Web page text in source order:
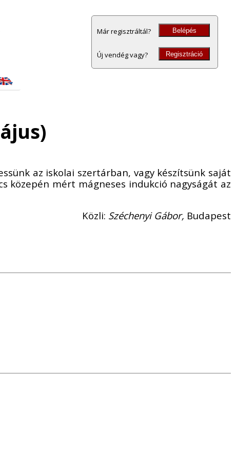
Már regisztráltál? Belépés
Új vendég vagy? Regisztráció
az iskolai szertárban, vagy készítsünk saját
közepén mért mágneses indukció nagyságát az
Közli: Széchenyi Gábor, Budapest